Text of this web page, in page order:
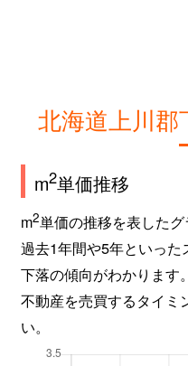
北海道上川
m2単価推移
m2単価の推移を表したグ
過去1年間や5年といった
下落の傾向がわかります。
不動産を売買するタイミ
い。